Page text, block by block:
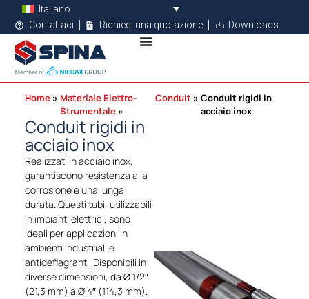
Italiano
Contattaci
Richiedi una quotazione Downloads
Home
Materiale Elettro-
Strumentale
Conduit
Conduit rigidi in
acciaio inox
Conduit rigidi in
acciaio inox
Realizzati in acciaio inox,
garantiscono resistenza alla
corrosione e una lunga
durata. Questi tubi, utilizzabili
in impianti elettrici, sono
ideali per applicazioni in
ambienti industriali e
antideflagranti. Disponibili in
diverse dimensioni, da Ø 1/2″
(21,3 mm) a Ø 4″ (114,3 mm).